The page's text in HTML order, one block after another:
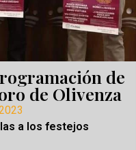
de
de Olivenza
a los festejos